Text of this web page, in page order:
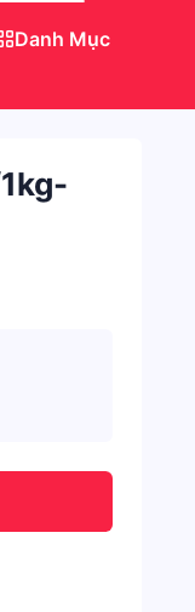
Danh Mục